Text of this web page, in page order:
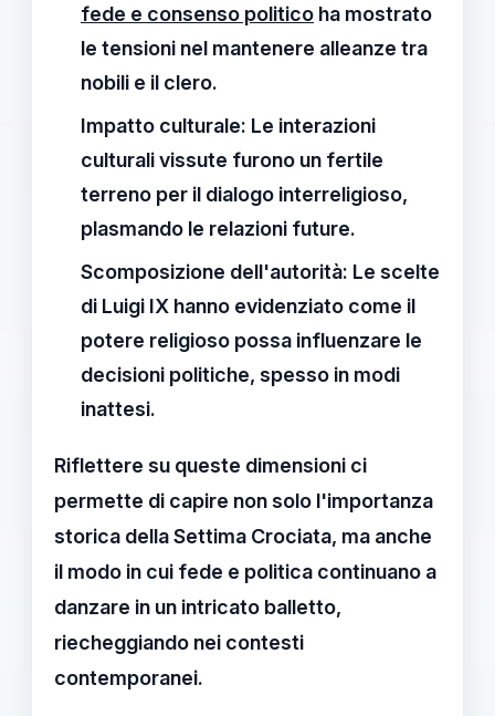
fede e consenso politico ha mostrato
le tensioni nel mantenere alleanze tra
nobili e il clero.
Impatto culturale: Le interazioni
culturali vissute furono un fertile
terreno per il dialogo interreligioso,
plasmando le relazioni future.
Scomposizione dell'autorità: Le scelte
di Luigi IX hanno evidenziato come il
potere religioso possa influenzare le
decisioni politiche, spesso in modi
inattesi.
Riflettere su queste dimensioni ci
permette di capire non solo l'importanza
storica della Settima Crociata, ma anche
il modo in cui fede e politica continuano a
danzare in un intricato balletto,
riecheggiando nei contesti
contemporanei.